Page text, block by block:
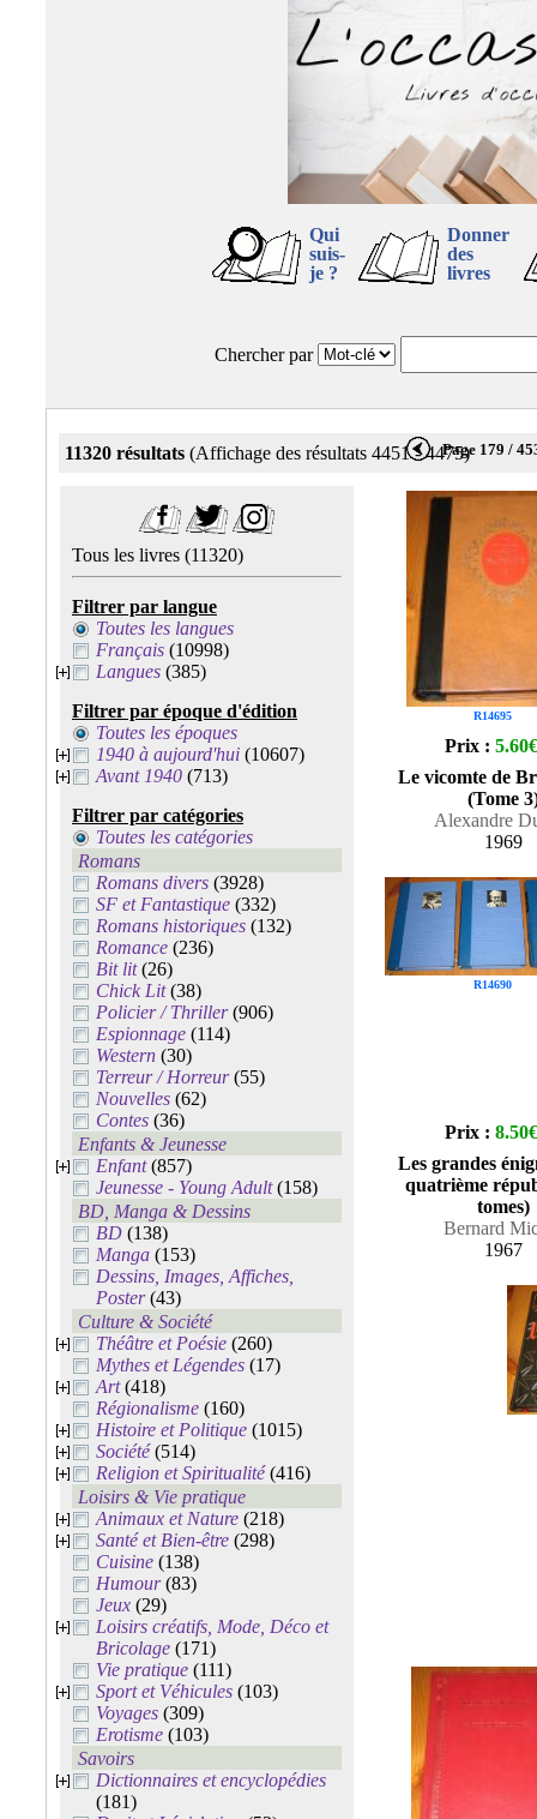
Qui
suis-
je ?
Donner
des
livres
Chercher par
11320 résultats (Affichage des résultats 4451 - 4475)Page 179 /
Tous les livres (11320)
Filtrer par langue
Toutes les langues
Français (10998)
Langues (385)
Filtrer par époque d'édition
Toutes les époques
1940 à aujourd'hui (10607)
Avant 1940 (713)
Filtrer par catégories
Toutes les catégories
Romans
Romans divers (3928)
SF et Fantastique (332)
Romans historiques (132)
Romance (236)
Bit lit(26)
Chick Lit(38)
Policier / Thriller(906)
Espionnage (114)
Western (30)
Terreur / Horreur(55)
Nouvelles (62)
Contes (36)
Enfants & Jeunesse
Enfant(857)
Jeunesse - Young Adult(158)
BD, Manga & Dessins
BD (138)
Manga (153)
Dessins, Images, Affiches,
Poster(43)
Culture & Société
Théâtre et Poésie (260)
Mythes et Légendes (17)
Art(418)
Régionalisme (160)
Histoire et Politique (1015)
Société(514)
Religion et Spiritualité(416)
Loisirs & Vie pratique
Animaux et Nature (218)
Santé et Bien-être (298)
Cuisine (138)
Humour(83)
Jeux (29)
Loisirs créatifs, Mode, Déco et
Bricolage (171)
Vie pratique (111)
Sport et Véhicules (103)
Voyages (309)
Erotisme (103)
Savoirs
Dictionnaires et encyclopédies
(181)
R14695
Prix : 5.60€
Le vicomte de
(Tome
Alexandre
1969
R14690
Prix : 8.50€
Les grandes
quatrième
tomes)
Bernard
1967